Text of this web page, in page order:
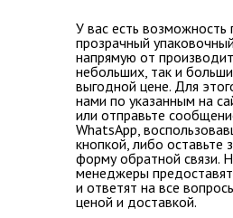
У вас есть возможность
прозрачный
напрямую от
небольших, так и
выгодной цене. Для
нами по указанным на
или отправьте
WhatsApp,
кнопкой, либо оставьте
форму обратной связи.
менеджеры
и ответят на все
ценой и доставкой.